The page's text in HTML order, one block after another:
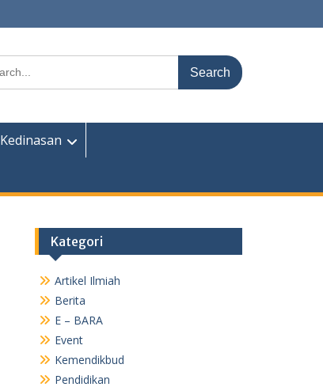
Kedinasan
Kategori
Artikel Ilmiah
Berita
E – BARA
Event
Kemendikbud
Pendidikan